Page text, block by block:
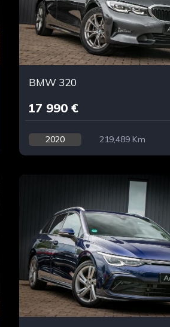
BMW 320
17 990 €
2020 219,489 Km